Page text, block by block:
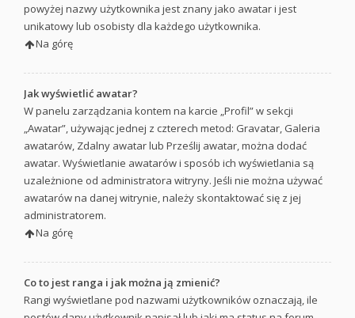
powyżej nazwy użytkownika jest znany jako awatar i jest
unikatowy lub osobisty dla każdego użytkownika.
Na górę
Jak wyświetlić awatar?
W panelu zarządzania kontem na karcie „Profil” w sekcji
„Awatar”, używając jednej z czterech metod: Gravatar, Galeria
awatarów, Zdalny awatar lub Prześlij awatar, można dodać
awatar. Wyświetlanie awatarów i sposób ich wyświetlania są
uzależnione od administratora witryny. Jeśli nie można używać
awatarów na danej witrynie, należy skontaktować się z jej
administratorem.
Na górę
Co to jest ranga i jak można ją zmienić?
Rangi wyświetlane pod nazwami użytkowników oznaczają, ile